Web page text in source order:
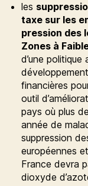
les
taxe sur les
pression des
Zones à
d’une
financières
outil
pays où plus
année de
suppression
européennes
France devra
dioxyde